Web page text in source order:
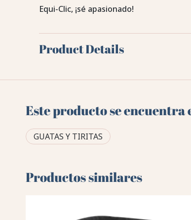
Equi-Clic, ¡sé apasionado!
Product Details
Este producto se encuentra
GUATAS Y TIRITAS
Productos similares